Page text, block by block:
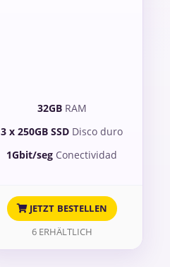
32GBRAM
3 x 250GB SSD Disco duro
1Gbit/seg Conectividad
JETZT BESTELLEN
6 ERHÄLTLICH